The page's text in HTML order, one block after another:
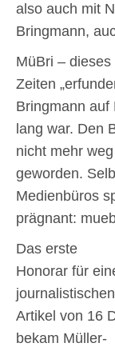
also auch mit
Bringmann,
MüBri –
Zeiten
Bringmann auf
lang war. Den
nicht mehr
geworden.
Medienbüros
prägnant:
Das erste
Honorar für
journalistischen
Artikel von 16
bekam Müller-